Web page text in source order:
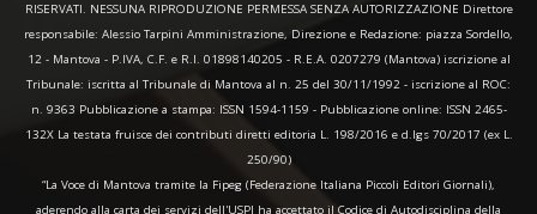
RISERVATI. NESSUNA RIPRODUZIONE PERMESSA SENZA AUTORIZZAZIONE Direttore
responsabile: Alessio Tarpini Amministrazione, Direzione e Redazione: piazza Sordello,
12 - Mantova - P.IVA, C.F. e R.I. 01898140205 - R.E.A. 0207279 (Mantova) iscrizione al
Tribunale: iscritta al Tribunale di Mantova al n. 25 del 30/11/1992 - iscrizione al ROC:
n. 9363 Pubblicazione a stampa: ISSN 1594-1159 - Pubblicazione online: ISSN 2465-
132X La testata fruisce dei contributi diretti editoria L. 198/2016 e d.lgs 70/2017 (ex L.
250/90)
“La Voce di Mantova tramite la Fipeg (Federazione Italiana Piccoli Editori Giornali),
aderendo alla carta dei servizi dell'USPI ha accettato il Codice di Autodisciplina della